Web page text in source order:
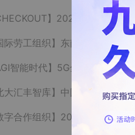
】 2026中东北非地
际劳工组织】 东南亚技术职业
智能时代】 5G全连接工厂建
大汇丰智库】 中国数字经济发
字合作组织】 2026年数字经济